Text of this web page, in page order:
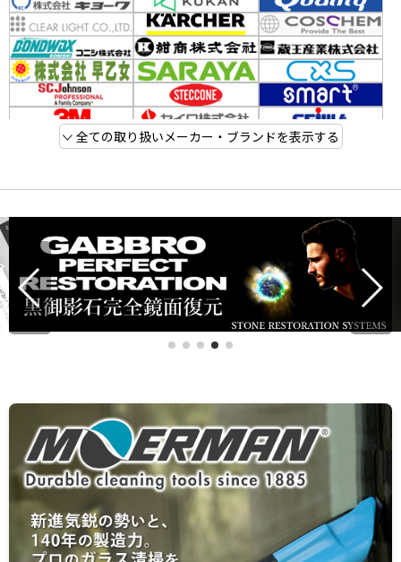
全ての取り扱いメーカー・ブランドを表示する
【ポリッシャー比較表】機種を並べて違いを明確に。